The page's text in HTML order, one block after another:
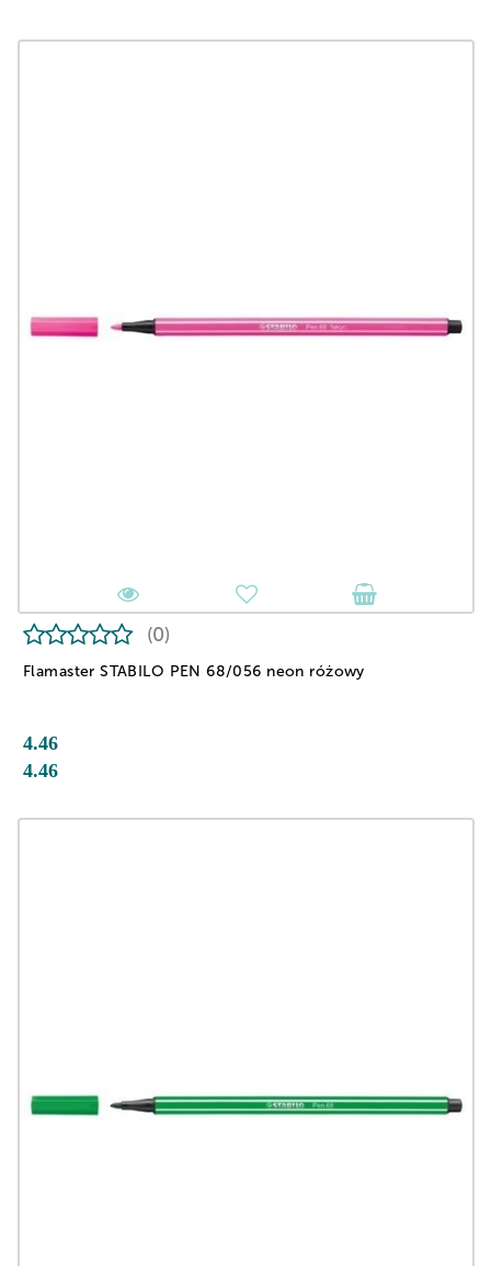
Flamaster STABILO PEN 68/056 neon różowy
(0)
4.46
4.46